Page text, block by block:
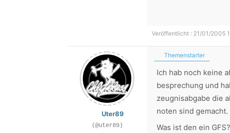
Veröffentlicht : 21/01/2005
Uter89
(@uter89)
Themenstarter
Ich hab noch keine
besprechung und
zeugnisabgabe die
noten sind
Was ist den ein GFS?